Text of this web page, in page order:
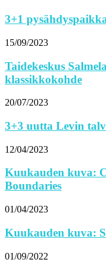
3+1
15/09/2023
Taidekeskus
klassikkokohde
20/07/2023
3+3 uutta Levin
12/04/2023
Kuukauden kuva:
Boundaries
01/04/2023
Kuukauden kuva:
01/09/2022